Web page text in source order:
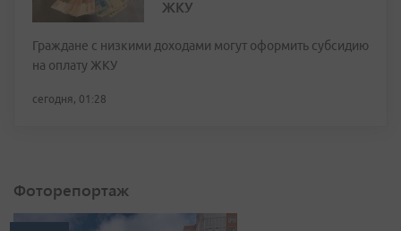
ЖКУ
Граждане с низкими доходами могут оформить субсидию
на оплату ЖКУ
сегодня, 01:28
Фоторепортаж